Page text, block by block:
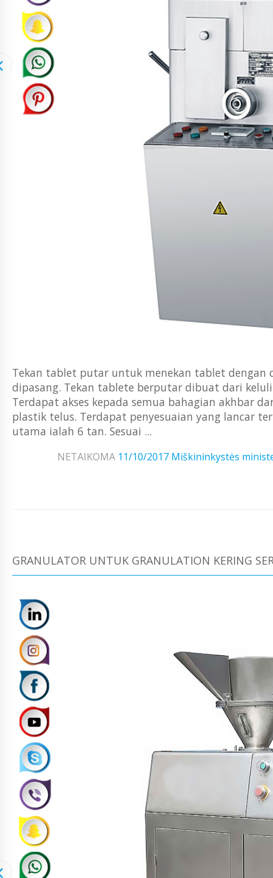
Tekan tablet putar untuk menekan tablet dengan
dipasang. Tekan tablete berputar dibuat dari
Terdapat akses kepada semua bahagian akhbar
plastik telus. Terdapat penyesuaian yang lancar
utama ialah 6 tan. Sesuai ...
NETAIKOMA 11/10/2017 Miškininkystės
GRANULATOR UNTUK GRANULATION KERING